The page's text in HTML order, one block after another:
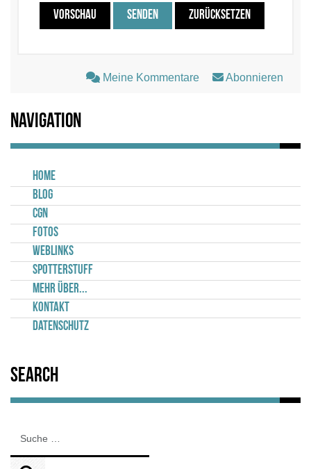
VORSCHAU SENDEN ZURÜCKSETZEN
Meine Kommentare Abonnieren
Navigation
Home
Blog
CGN
Fotos
Weblinks
Spotterstuff
Mehr über...
Kontakt
Datenschutz
Search